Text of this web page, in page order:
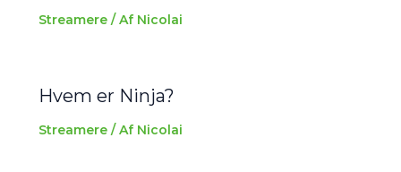
Streamere/ Af Nicolai
Hvem er Ninja?
Streamere/ Af Nicolai